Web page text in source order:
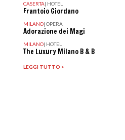
CASERTA| HOTEL
Frantoio Giordano
MILANO| OPERA
Adorazione dei Magi
MILANO| HOTEL
The Luxury Milano B & B
LEGGI TUTTO >